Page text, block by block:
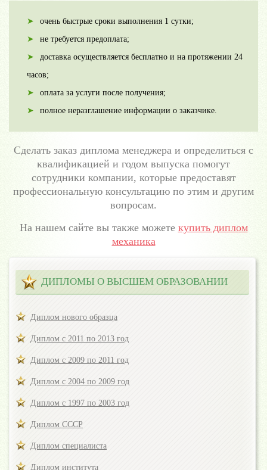
очень быстрые сроки выполнения 1 сутки;
не требуется предоплата;
доставка осуществляется бесплатно и на протяжении 24
часов;
оплата за услуги после получения;
полное неразглашение информации о заказчике.
Сделать заказ диплома менеджера и определиться с
квалификацией и годом выпуска помогут
сотрудники компании, которые предоставят
профессиональную консультацию по этим и другим
вопросам.
На нашем сайте вы также можете купить диплом
механика
ДИПЛОМЫ О ВЫСШЕМ ОБРАЗОВАНИИ
Диплом нового образца
Диплом с 2011 по 2013 год
Диплом с 2009 по 2011 год
Диплом с 2004 по 2009 год
Диплом с 1997 по 2003 год
Диплом СССР
Диплом специалиста
Диплом института